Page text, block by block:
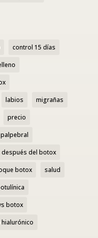
control 15 días
labios migrañas
precio
después del botox
botox salud
botox
hialurónico